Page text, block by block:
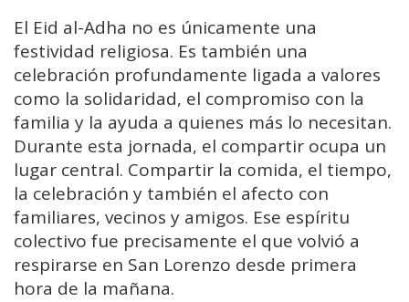
El Eid al-Adha no es únicamente una
festividad religiosa. Es también una
celebración profundamente ligada a valores
como la solidaridad, el compromiso con la
familia y la ayuda a quienes más lo necesitan.
Durante esta jornada, el compartir ocupa un
lugar central. Compartir la comida, el tiempo,
la celebración y también el afecto con
familiares, vecinos y amigos. Ese espíritu
colectivo fue precisamente el que volvió a
respirarse en San Lorenzo desde primera
hora de la mañana.